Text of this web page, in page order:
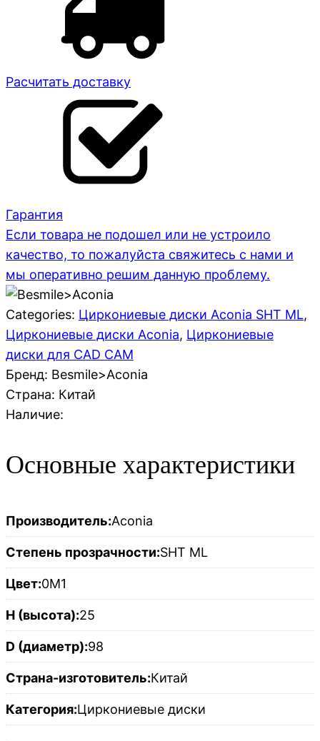
Расчитать доставку
Гарантия
Если товара не подошел или не устроило
качество, то пожалуйста свяжитесь с нами и
мы оперативно решим данную проблему.
Categories: Циркониевые диски Aconia SHT ML,
Циркониевые диски Aconia, Циркониевые
диски для CAD CAM
Бренд: Besmile>Aconia
Страна: Китай
Наличие:
Основные характеристики
Производитель:Aconia
Степень прозрачности:SHT ML
Цвет:0M1
H (высота):25
D (диаметр):98
Страна-изготовитель:Китай
Категория:Циркониевые диски